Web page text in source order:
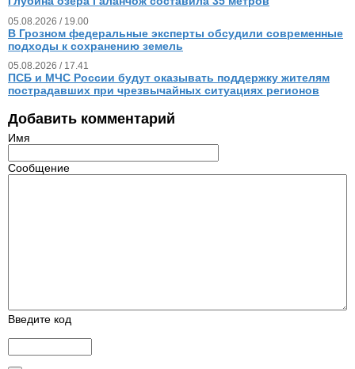
05.08.2026 / 19.00
В Грозном федеральные эксперты обсудили современные
подходы к сохранению земель
05.08.2026 / 17.41
ПСБ и МЧС России будут оказывать поддержку жителям
пострадавших при чрезвычайных ситуациях регионов
Добавить комментарий
Имя
Сообщение
Введите код